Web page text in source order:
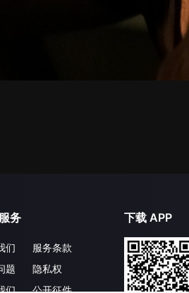
务
们
题
们
服务条款
隐私权
公开征件
下载 APP